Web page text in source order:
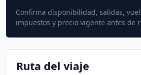
Ruta del viaje
Confirma disponibilidad, salidas,
impuestos y precio vigente antes de